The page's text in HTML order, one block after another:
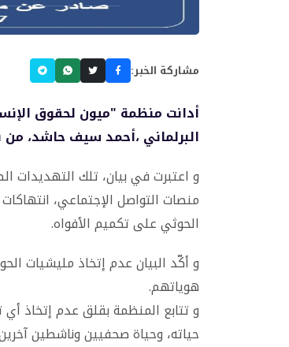
مشاركة الخبر:
أدانت منظمة "ميون لحقوق
البرلماني ،أحمد سيف حاشد،
و اعتبرت في بيان، تلك التهديدات
منصات التواصل الإجتماعي،
الحوثي على تكميم الأفواه.
و أكّد البيان عدم إتخاذ مليشيات
هوياتهم.
و تتابع المنظمة بقلق عدم إتخاذ أي
حياته، وحياة صحفيين وناشطين